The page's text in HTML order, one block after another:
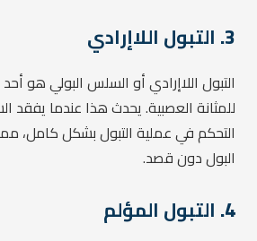
3. التبول اللاإرادي
التبول اللاإرادي أو السلس البولي هو
للمثانة العصبية. يحدث هذا عندما
التحكم في عملية التبول بشكل كامل،
البول دون قصد.
4. التبول المؤلم